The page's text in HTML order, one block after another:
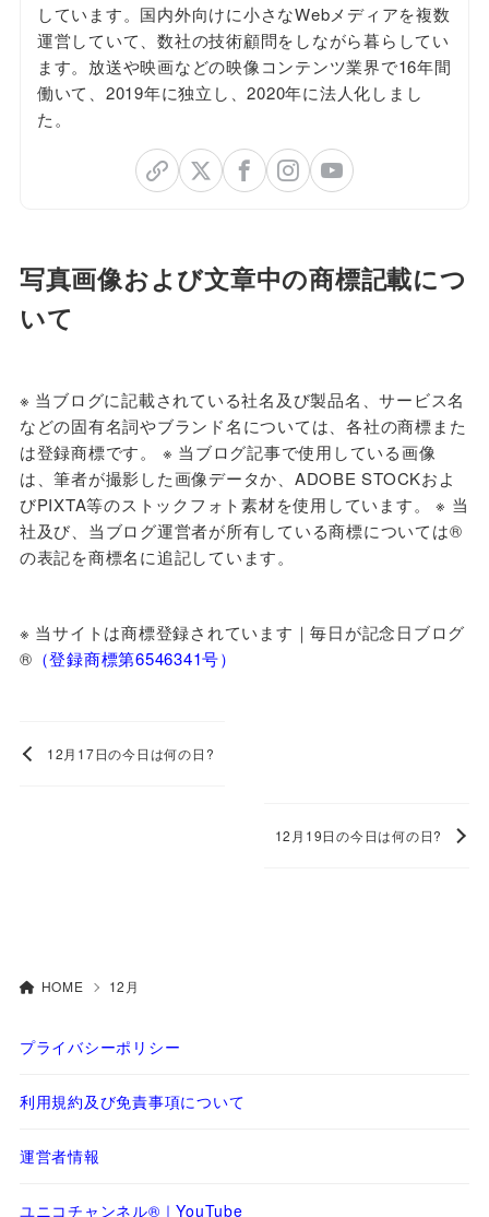
しています。国内外向けに小さなWebメディアを複数
運営していて、数社の技術顧問をしながら暮らしてい
ます。放送や映画などの映像コンテンツ業界で16年間
働いて、2019年に独立し、2020年に法人化しまし
た。
写真画像および文章中の商標記載につ
いて
※ 当ブログに記載されている社名及び製品名、サービス名
などの固有名詞やブランド名については、各社の商標また
は登録商標です。 ※ 当ブログ記事で使用している画像
は、筆者が撮影した画像データか、ADOBE STOCKおよ
びPIXTA等のストックフォト素材を使用しています。 ※ 当
社及び、当ブログ運営者が所有している商標については®
の表記を商標名に追記しています。
※ 当サイトは商標登録されています｜毎日が記念日ブログ
®️ （登録商標第6546341号）
12月17日の今日は何の日?
12月19日の今日は何の日?
HOME 12月
プライバシーポリシー
利用規約及び免責事項について
運営者情報
ユニコチャンネル®｜YouTube